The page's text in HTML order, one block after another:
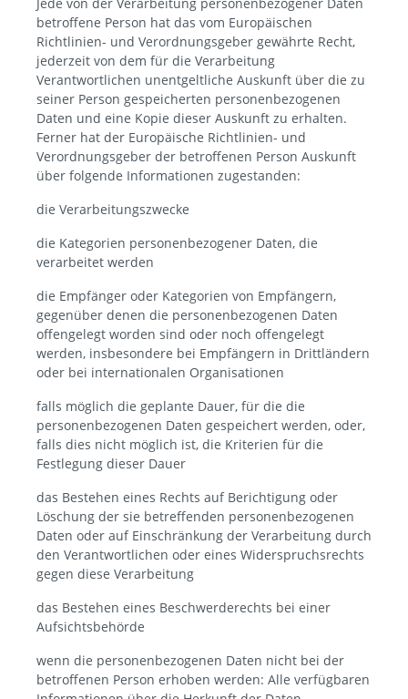
betroffene Person hat das vom Europäischen
Richtlinien- und Verordnungsgeber gewährte Recht,
jederzeit von dem für die Verarbeitung
Verantwortlichen unentgeltliche Auskunft über die zu
seiner Person gespeicherten personenbezogenen
Daten und eine Kopie dieser Auskunft zu erhalten.
Ferner hat der Europäische Richtlinien- und
Verordnungsgeber der betroffenen Person Auskunft
über folgende Informationen zugestanden:
die Verarbeitungszwecke
die Kategorien personenbezogener Daten, die
verarbeitet werden
die Empfänger oder Kategorien von Empfängern,
gegenüber denen die personenbezogenen Daten
offengelegt worden sind oder noch offengelegt
werden, insbesondere bei Empfängern in Drittländern
oder bei internationalen Organisationen
falls möglich die geplante Dauer, für die die
personenbezogenen Daten gespeichert werden, oder,
falls dies nicht möglich ist, die Kriterien für die
Festlegung dieser Dauer
das Bestehen eines Rechts auf Berichtigung oder
Löschung der sie betreffenden personenbezogenen
Daten oder auf Einschränkung der Verarbeitung durch
den Verantwortlichen oder eines Widerspruchsrechts
gegen diese Verarbeitung
das Bestehen eines Beschwerderechts bei einer
Aufsichtsbehörde
wenn die personenbezogenen Daten nicht bei der
betroffenen Person erhoben werden: Alle verfügbaren